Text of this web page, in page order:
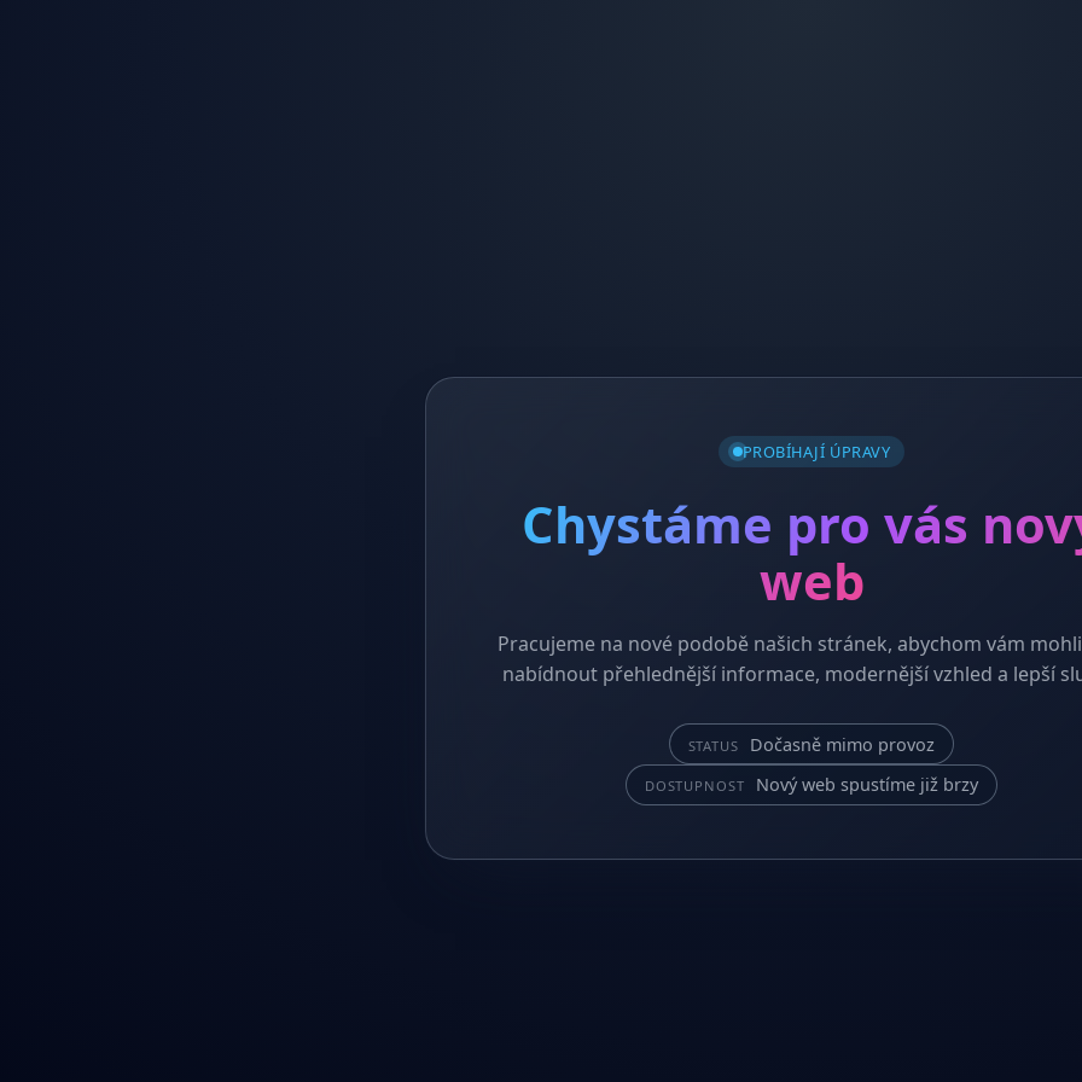
PROBÍHAJÍ ÚPRAVY
Chystáme pro vás
web
Pracujeme na nové podobě našich stránek, abychom vám
nabídnout přehlednější informace, modernější vzhled a lepší
STATUS Dočasně mimo provoz
DOSTUPNOST Nový web spustíme již brzy